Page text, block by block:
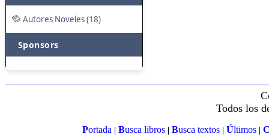
Autores Noveles (18)
Sponsors
Todos los
Portada| Busca libros| Busca textos| Últimos|